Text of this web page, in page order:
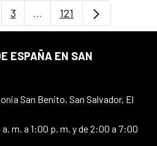
Página
3 ...Páginas intermedias Use
Página
121
ESPAÑA EN SAN
San Benito, San Salvador, El
m. a 1:00 p. m. y de 2:00 a 7:00